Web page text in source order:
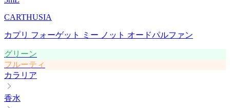
CARTHUSIA
カプリ フォーゲット ミー ノット オードパルファン
グリーン
フルーティ
カラリア
香水